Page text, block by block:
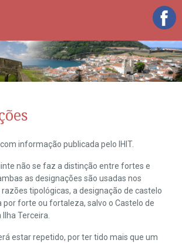
informação publicada pelo IHIT.
não se faz a distinção entre fortes e
as designações são usadas nos
tipológicas, a designação de castelo
por forte ou fortaleza, salvo o Castelo de
Terceira.
estar repetido, por ter tido mais que um